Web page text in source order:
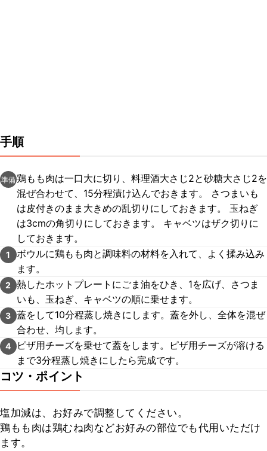
手順
準備鶏もも肉は一口大に切り、料理酒大さじ2と砂糖大さじ2を
混ぜ合わせて、15分程漬け込んでおきます。 さつまいも
は皮付きのまま大きめの乱切りにしておきます。 玉ねぎ
は3cmの角切りにしておきます。 キャベツはザク切りに
しておきます。
1
ボウルに鶏もも肉と調味料の材料を入れて、よく揉み込み
ます。
2
熱したホットプレートにごま油をひき、1を広げ、さつま
いも、玉ねぎ、キャベツの順に乗せます。
3 蓋をして10分程蒸し焼きにします。蓋を外し、全体を混ぜ
合わせ、均します。
4
ピザ用チーズを乗せて蓋をします。ピザ用チーズが溶ける
まで3分程蒸し焼きにしたら完成です。
コツ・ポイント
塩加減は、お好みで調整してください。
鶏もも肉は鶏むね肉などお好みの部位でも代用いただけ
ます。